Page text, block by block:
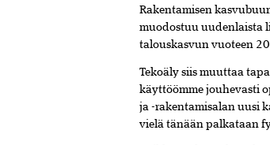
Rakentamisen
muodostuu uudenlaista
talouskasvun vuoteen
Tekoäly siis muuttaa
käyttöömme jouhevasti
ja -rakentamisalan uusi
vielä tänään palkataan